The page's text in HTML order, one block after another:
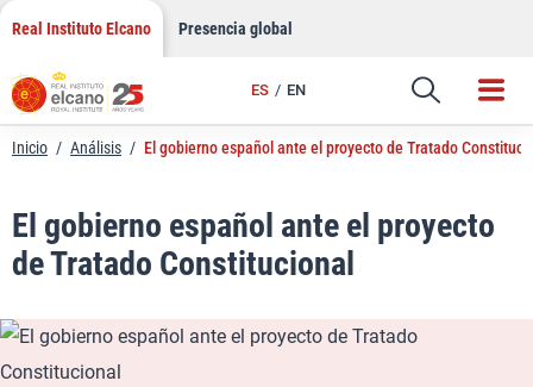
Saltar
contenido
Real Instituto Elcano Presencia global
ES EN
Enlace
Inicio / Análisis / El gobierno español ante el proyecto de Tratado
El gobierno español ante el proyecto
de Tratado Constitucional